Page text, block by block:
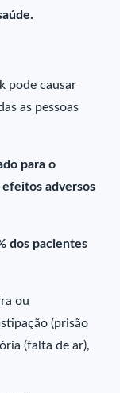
pode causar
as pessoas
para o
adversos
dos pacientes
ou
(prisão
(falta de ar),